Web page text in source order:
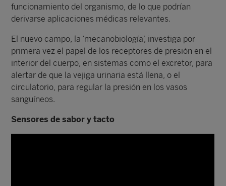
funcionamiento del organismo, de lo que podrían
derivarse aplicaciones médicas relevantes.
El nuevo campo, la ‘mecanobiología’, investiga por
primera vez el papel de los receptores de presión en el
interior del cuerpo, en sistemas como el excretor, para
alertar de que la vejiga urinaria está llena, o el
circulatorio, para regular la presión en los vasos
sanguíneos.
Sensores de sabor y tacto